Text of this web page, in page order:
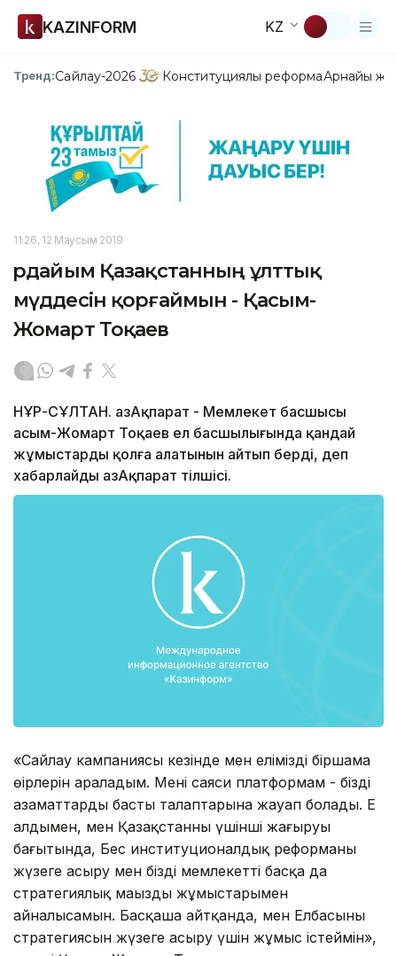
KAZINFORM KZ
Тренд:Сайлау-2026 Конституциялық реформаАрнайы
11:26, 12 Маусым 2019
Әрдайым Қазақстанның ұлттық
мүддесін қорғаймын - Қасым-
Жомарт Тоқаев
НҰР-СҰЛТАН. ҚазАқпарат - Мемлекет басшысы
Қасым-Жомарт Тоқаев ел басшылығында қандай
жұмыстарды қолға алатынын айтып берді, деп
хабарлайды ҚазАқпарат тілшісі.
«Сайлау кампаниясы кезінде мен еліміздің біршама
өңірлерін араладым. Менің саяси платформам - біздің
азаматтардың басты талаптарына жауап болады. Ең
алдымен, мен Қазақстанның үшінші жаңғыруы
бағытында, Бес институционалдық реформаны
жүзеге асыру мен біздің мемлекеттің басқа да
стратегиялық маңызды жұмыстарымен
айналысамын. Басқаша айтқанда, мен Елбасының
стратегиясын жүзеге асыру үшін жұмыс істеймін»,